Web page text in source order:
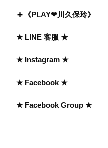
《PLAY❤川久保玲》
★ LINE 客服 ★
★ Instagram ★
★ Facebook ★
★ Facebook Group ★